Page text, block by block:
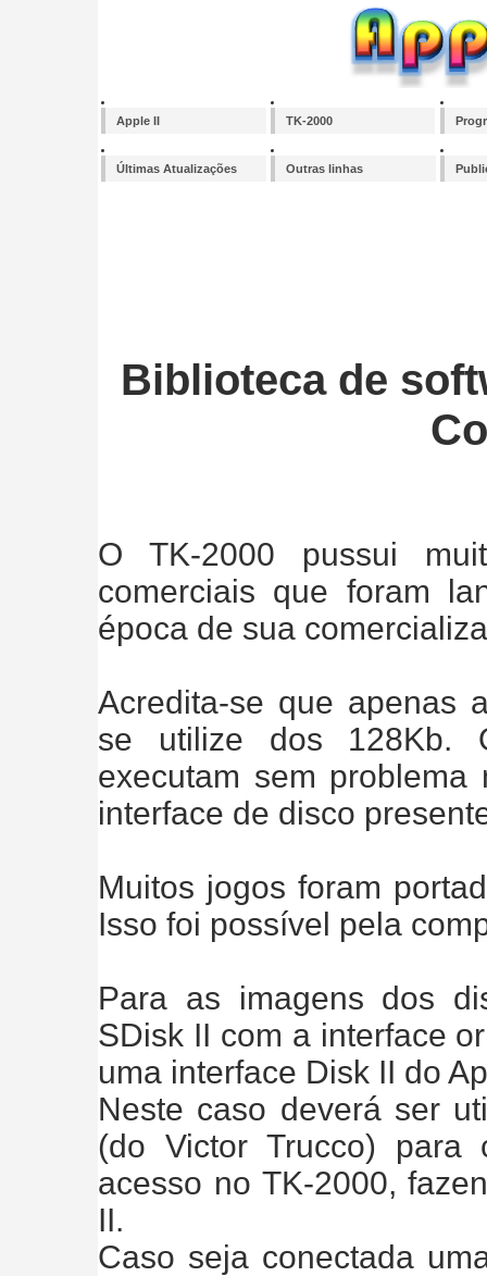
Apple II TK-2000
Últimas Atualizações Outras linhas
Biblioteca de
O TK-2000 pussui
comerciais que foram
época de sua
Acredita-se que apenas
se utilize dos 128Kb.
executam sem
interface de disco
Muitos jogos foram
Isso foi possível pela
Para as imagens dos
SDisk II com a interface
uma interface Disk II do
Neste caso deverá ser
(do Victor Trucco) para
acesso no TK-2000,
II.
Caso seja conectada